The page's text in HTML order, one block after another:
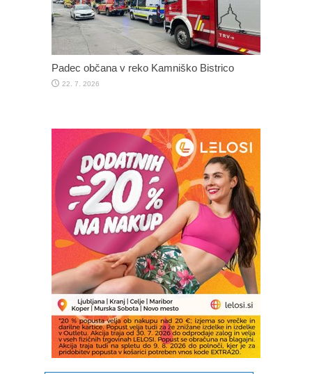
Padec občana v reko Kamniško Bistrico
22. 7. 2026